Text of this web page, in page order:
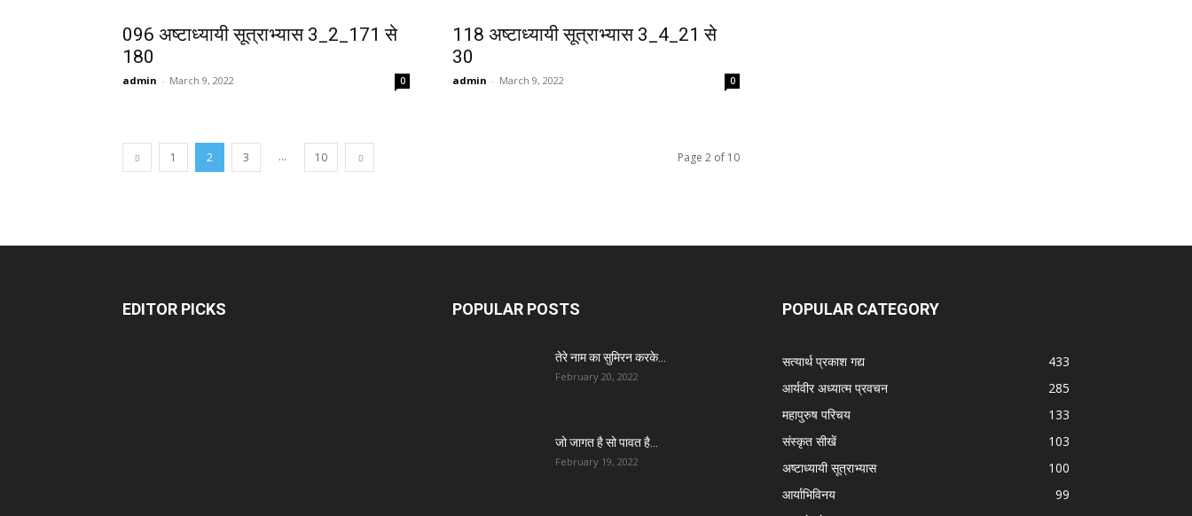
096 अष्टाध्यायी सूत्राभ्यास 3_2_171 से
180
admin - March 9, 2022 0
118 अष्टाध्यायी सूत्राभ्यास 3_4_21 से
30
admin - March 9, 2022 0
1 2 3 ... 10 Page 2 of 10
EDITOR PICKS POPULAR POSTS
तेरे नाम का सुमिरन करके…
February 20, 2022
जो जागत है सो पावत है…
February 19, 2022
POPULAR CATEGORY
सत्यार्थ प्रकाश गद्य
433
आर्यवीर अध्यात्म प्रवचन
285
महापुरुष परिचय
133
संस्कृत सीखें
103
अष्टाध्यायी सूत्राभ्यास
100
आर्याभिविनय
99